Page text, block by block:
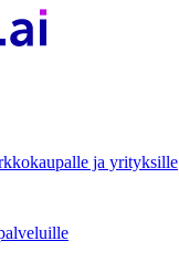
ja yrityksille